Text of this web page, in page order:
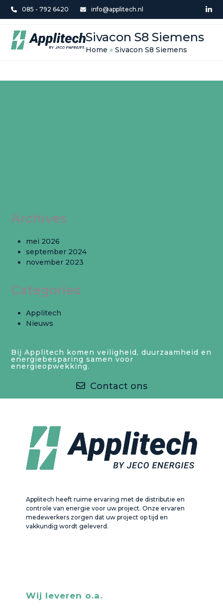
Skip
to
content
085 - 792 6420 info@applitech.nl
Open
mobile
Close
mobile
Sivacon S8 Siemens
Home »Sivacon S8 Siemens
Archives
mei 2026
september 2024
november 2023
Categories
Applitech
Nieuws
Bij Applitech komen veiligheid, duurzaamheid en
energiebesparing samen voor
energieopwekking.
Contact ons
Applitech heeft ruime ervaring met de distributie en
controle van energie voor uw project. Onze ervaren
medewerkers zorgen dat uw project op tijd en
vakkundig wordt geleverd.
Wij leveren o.a.